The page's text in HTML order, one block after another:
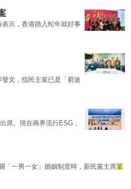
示，香港踏入蛇年就好事
文，指民主黨已是「窮途
席。現在商界流行ESG，
「一男一女」婚姻制度時，新民黨主席葉